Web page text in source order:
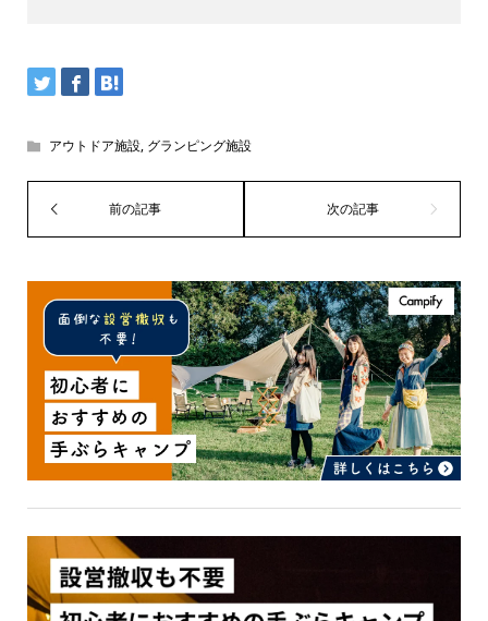
アウトドア施設, グランピング施設